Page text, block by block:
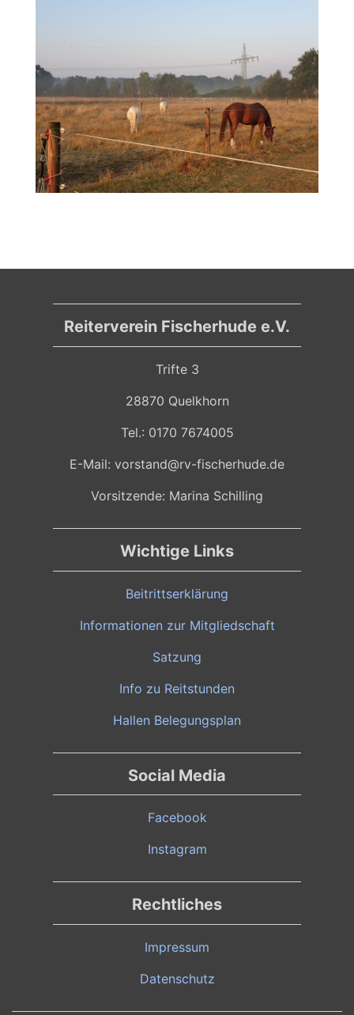
Reiterverein Fischerhude e.V.
Trifte 3
28870 Quelkhorn
Tel.: 0170 7674005
E-Mail: vorstand@rv-fischerhude.de
Vorsitzende: Marina Schilling
Wichtige Links
Beitrittserklärung
Informationen zur Mitgliedschaft
Satzung
Info zu Reitstunden
Hallen Belegungsplan
Social Media
Facebook
Instagram
Rechtliches
Impressum
Datenschutz